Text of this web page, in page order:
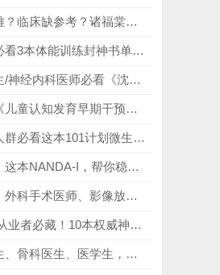
医学生查资料难？临床缺参考？诸福棠实用科学12本，精准破解医学生查资料低效、临床参考不足、知识点杂乱核心痛点！
健身相关人群必看3本体能训练封神书单，从理论到实操、从原理到方案，形成完整知识体系！
精神科规培医生/神经内科医师必看《沈渔邨精神病学》第7版，精准的诊疗方案、清晰的用药指南、真实的临床案例、易懂的操作步骤！
新手爸妈必看《儿童认知发育早期干预图解》，快速掌握0-6岁+宝宝认知发育规律，让家长能科学跟进宝宝成长节奏！
生物科研相关人群必看这本101计划微生物学，一站式解决微生物学知识点杂、教材晦涩、备考缺资料、科研无方向、前沿内容难接触的所有痛点！
护理考证必看｜这本NANDA-I，帮你稳拿诊断题分
临床规培医师、外科手术医师、影像放射从业者必看临床人体解剖图集 第8版》，对照断层影像，精准判别病灶位置！
医学生/泌尿外从业者必藏！10本权威神书（含电子版），随时随地学，精准破解规培考点、腹腔镜操作难题！
医学影像科医生、骨科医生、医学生，以及医学影像、骨科进修人员、相关从业者必看《骨与关节影像学 第8版》，提升骨关节影像读片精度！